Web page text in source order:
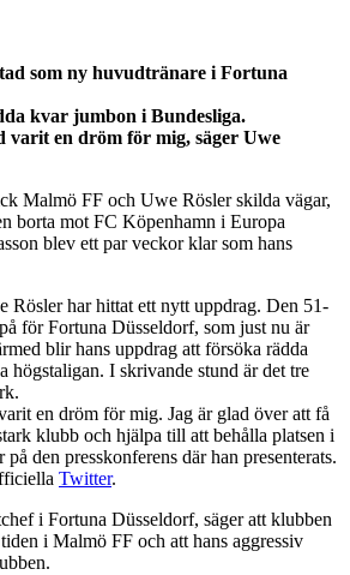
som ny huvudtränare i Fortuna
kvar jumbon i Bundesliga.
varit en dröm för mig, säger Uwe
Malmö FF och Uwe Rösler skilda vägar,
borta mot FC Köpenhamn i Europa
blev ett par veckor klar som hans
Rösler har hittat ett nytt uppdrag. Den 51-
för Fortuna Düsseldorf, som just nu är
blir hans uppdrag att försöka rädda
högstaligan. I skrivande stund är det tre
en dröm för mig. Jag är glad över att få
klubb och hjälpa till att behålla platsen i
den presskonferens där han presenterats.
Twitter.
i Fortuna Düsseldorf, säger att klubben
i Malmö FF och att hans aggressiv